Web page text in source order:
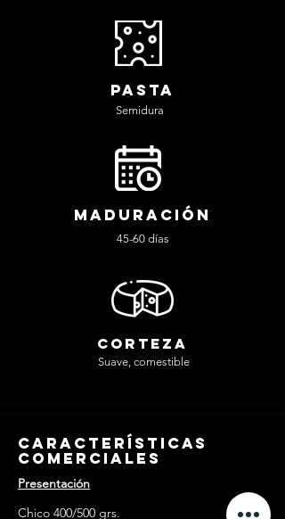
pasta
Semidura
maduración
45-60 días
corteza
Suave, comestible
características
comerciales
Presentación
Chico 400/500 grs.